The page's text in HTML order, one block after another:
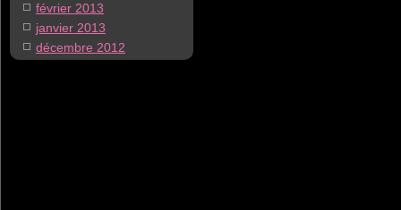
février 2013
janvier 2013
décembre 2012